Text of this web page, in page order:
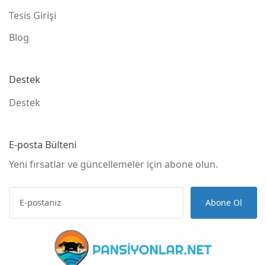
Tesis Girişi
Blog
Destek
Destek
E-posta Bülteni
Yeni fırsatlar ve güncellemeler için abone olun.
Abone Ol